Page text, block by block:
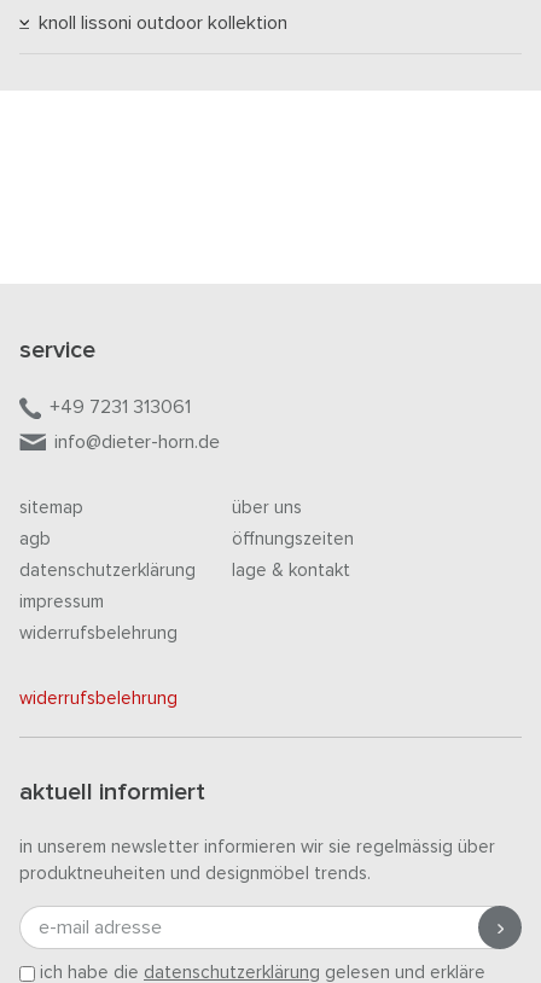
knoll lissoni outdoor kollektion
service
+49 7231 313061
info@dieter-horn.de
sitemap
agb
datenschutzerklärung
impressum
widerrufsbelehrung
über uns
öffnungszeiten
lage & kontakt
widerrufsbelehrung
aktuell informiert
in unserem newsletter informieren wir sie regelmässig über
produktneuheiten und designmöbel trends.
e-mail adresse
ich habe die datenschutzerklärung gelesen und erkläre